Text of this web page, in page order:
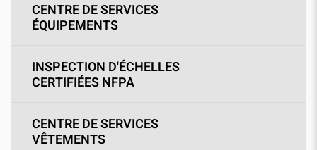
CENTRE DE SERVICES
ÉQUIPEMENTS
INSPECTION D'ÉCHELLES
CERTIFIÉES NFPA
CENTRE DE SERVICES
VÊTEMENTS